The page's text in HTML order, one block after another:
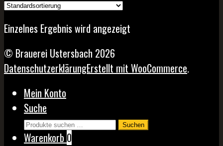
weist
mehrere
Varianten
auf.
Die
der
Einzelnes Ergebnis wird angezeigt
© Brauerei Ustersbach 2026
DatenschutzerklärungErstellt mit WooCommerce.
Mein Konto
Suche
Suchen
nach:
Suchen
Warenkorb 0